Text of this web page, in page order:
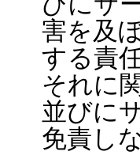
害を及
する責
それに
並びに
免責し